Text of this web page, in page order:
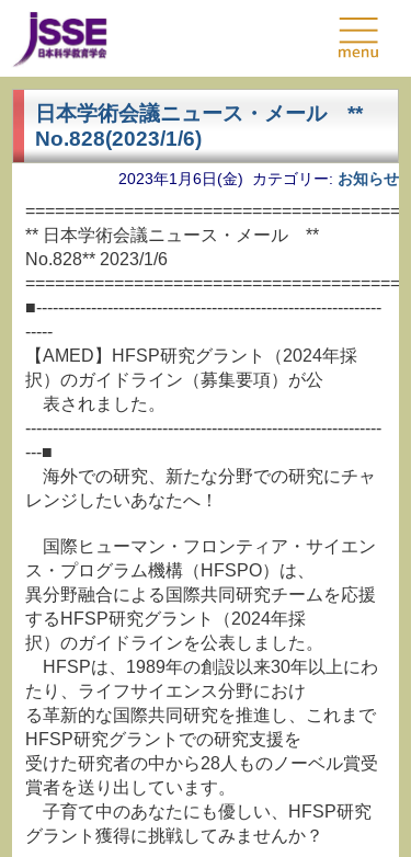
日本学術会議ニュース・メール **
No.828(2023/1/6)
2023年1月6日(金) カテゴリー: お知らせ
** 日本学術会議ニュース・メール **
No.828** 2023/1/6
■---------------------------------------------------------------
-----
【AMED】HFSP研究グラント（2024年採
択）のガイドライン（募集要項）が公
表されました。
-----------------------------------------------------------------
---■
海外での研究、新たな分野での研究にチャ
レンジしたいあなたへ！
国際ヒューマン・フロンティア・サイエン
ス・プログラム機構（HFSPO）は、
異分野融合による国際共同研究チームを応援
するHFSP研究グラント（2024年採
択）のガイドラインを公表しました。
HFSPは、1989年の創設以来30年以上にわ
たり、ライフサイエンス分野におけ
る革新的な国際共同研究を推進し、これまで
HFSP研究グラントでの研究支援を
受けた研究者の中から28人ものノーベル賞受
賞者を送り出しています。
子育て中のあなたにも優しい、HFSP研究
グラント獲得に挑戦してみませんか？